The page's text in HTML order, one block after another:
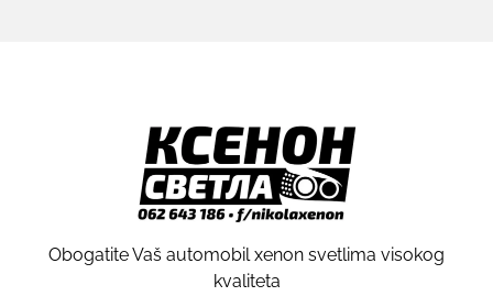
Obogatite Vaš automobil xenon svetlima visokog
kvaliteta